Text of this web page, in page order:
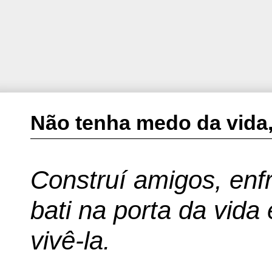
Não tenha medo da
Construí amigos,
bati na porta da vida
vivê-la.